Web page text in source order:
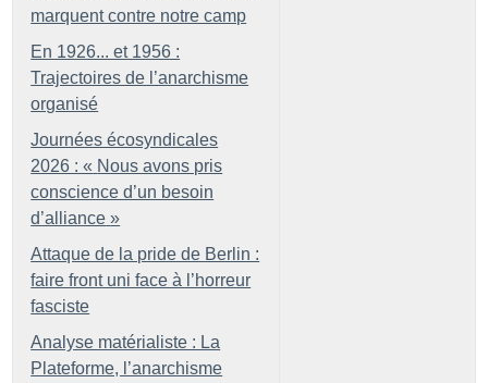
marquent contre notre camp
En 1926... et 1956 :
Trajectoires de l’anarchisme
organisé
Journées écosyndicales
2026 : « Nous avons pris
conscience d’un besoin
d’alliance »
Attaque de la pride de Berlin :
faire front uni face à l’horreur
fasciste
Analyse matérialiste : La
Plateforme, l’anarchisme